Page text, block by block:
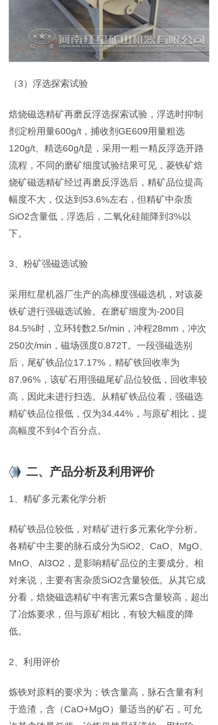
（3）浮选探索试验
焙烧磁选精矿再磨反浮选探索试验，浮选时抑制
剂淀粉用量600g/t，捕收剂GE609用量粗选
120g/t、精选60g/t是，采用一粗一精反浮选开路
流程，不同的磨矿细度试验结果可见，菱铁矿焙
烧矿磁选精矿经过再磨反浮选后，精矿品位提高
幅度不大，仅达到53.6%左右，但精矿中杂质
SiO2含量低，浮选后，二氧化硅能降到3%以
下。
3、粉矿强磁选试验
采用红星机器厂生产的高梯度强磁选机，对该菱
铁矿进行强磁选试验。在磨矿细度为-200目
84.5%时，立环转数2.5r/min，冲程28mm，冲次
250次/min，磁场强度0.872T。一段强磁选别
后，尾矿铁品位17.17%，精矿铁回收率为
87.96%，该矿石用强磁尾矿品位较低，回收率较
高，因此未进行扫选。从精矿铁品位看，强磁选
精矿铁品位很低，仅为34.44%，与原矿相比，提
高幅度不到4个百分点。
二、产品分析及利用评价
1、精矿多元素化学分析
精矿铁品位较低，对精矿进行多元素化学分析。
各精矿中主要的脉石成分为SiO2、CaO、MgO、
MnO、Al3O2，是影响精矿品位的主要成分。相
对来说，主要有害杂质SiO2含量较低。从其它成
分看，焙烧磁选精矿中有害元素S含量较高，超出
了冶炼要求，但与原矿相比，有较大幅度的降
低。
2、利用评价
炼铁对原料的要求为；铁含量高，脉石含量有利
于造渣，含（CaO+MgO）量适当的矿石，可允